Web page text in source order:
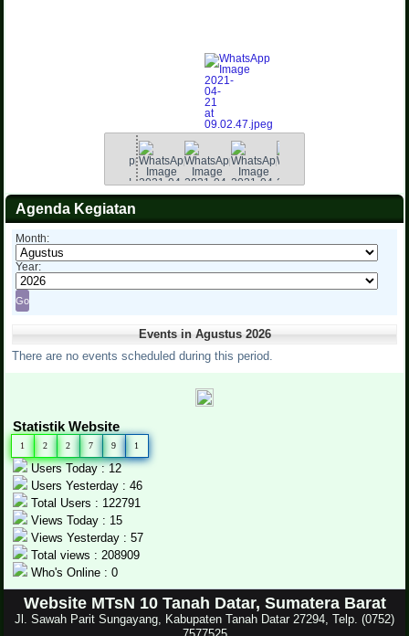
Agenda Kegiatan
Month:
Year:
Events in Agustus 2026
There are no events scheduled during this period.
Statistik Website
1 2 2 7 9 1
Users Today : 12
Users Yesterday : 46
Total Users : 122791
Views Today : 15
Views Yesterday : 57
Total views : 208909
Who's Online : 0
Website MTsN 10 Tanah Datar, Sumatera Barat
Jl. Sawah Parit Sungayang, Kabupaten Tanah Datar 27294, Telp. (0752)